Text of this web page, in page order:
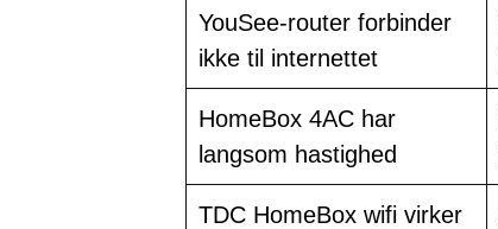
YouSee-router forbinder
ikke til internettet
HomeBox 4AC har
langsom hastighed
TDC HomeBox wifi virker